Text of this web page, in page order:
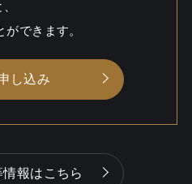
できます。
し込み
情報はこちら